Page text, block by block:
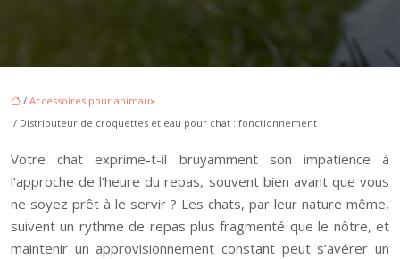
/ Accessoires pour animaux
/ Distributeur de croquettes et eau pour chat : fonctionnement
Votre chat exprime-t-il bruyamment son impatience à
l’approche de l’heure du repas, souvent bien avant que vous
ne soyez prêt à le servir ? Les chats, par leur nature même,
suivent un rythme de repas plus fragmenté que le nôtre, et
maintenir un approvisionnement constant peut s’avérer un